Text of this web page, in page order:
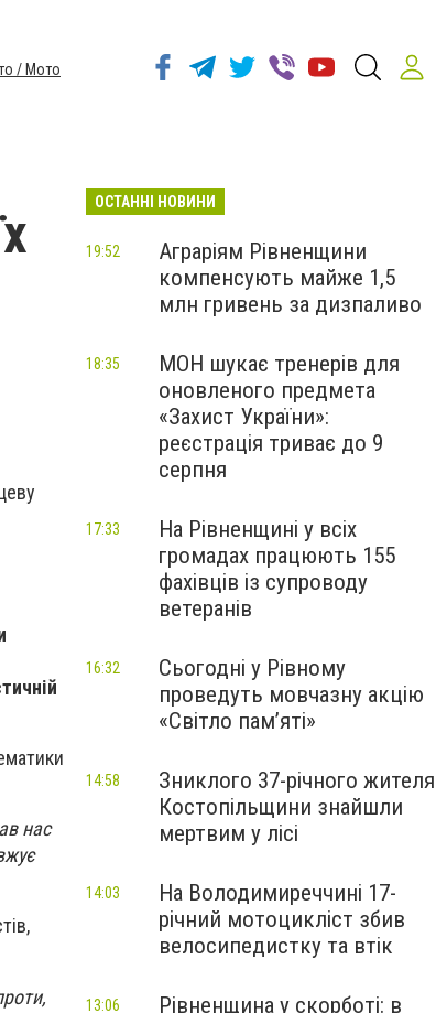
/ Мото
нас
ОСТАННІ НОВИНИ
Аграріям Рівненщини
компенсують майже 1,5
млн гривень за дизпаливо
19:52
МОН шукає тренерів для
оновленого предмета
«Захист України»:
реєстрація триває до 9
серпня
18:35
На Рівненщині у всіх
громадах працюють 155
фахівців із супроводу
ветеранів
17:33
Сьогодні у Рівному
проведуть мовчазну акцію
«Світло пам’яті»
16:32
Зниклого 37-річного жителя
Костопільщини знайшли
мертвим у лісі
14:58
На Володимиреччині 17-
річний мотоцикліст збив
велосипедистку та втік
14:03
Рівненщина у скорботі: в
13:06